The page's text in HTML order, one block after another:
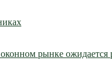
рынке ожидается